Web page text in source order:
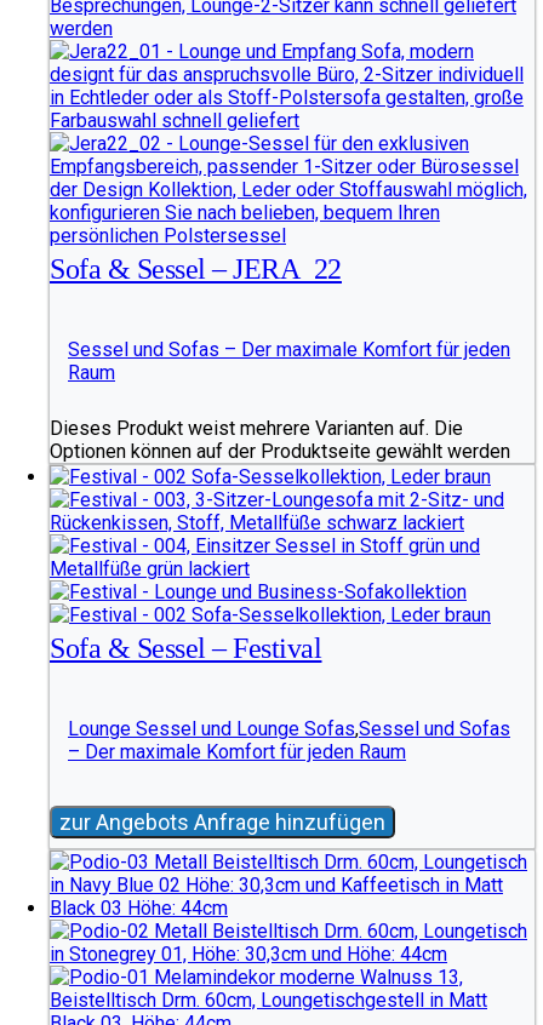
Sofa & Sessel – JERA_22
Sessel und Sofas – Der maximale Komfort für jeden
Raum
Dieses Produkt weist mehrere Varianten auf. Die
Optionen können auf der Produktseite gewählt werden
Sofa & Sessel – Festival
Lounge Sessel und Lounge Sofas,Sessel und Sofas
– Der maximale Komfort für jeden Raum
zur Angebots Anfrage hinzufügen